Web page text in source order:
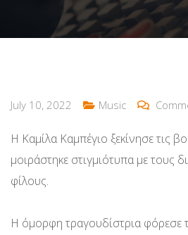
July 10, 2022 Music
Η Καμίλα Καμπέγιο ξεκίνησε τις
μοιράστηκε στιγμιότυπα με τους
φίλους.
Η όμορφη τραγουδίστρια φόρεσε